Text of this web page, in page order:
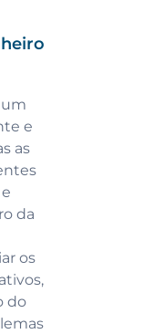
e
as
da
os
do